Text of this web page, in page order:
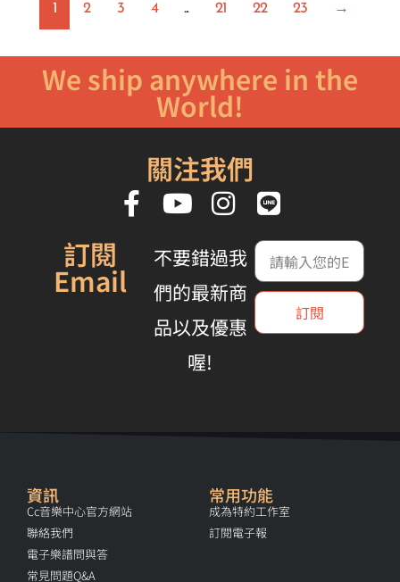
1 2 3 4 ... 21 22 23 →
We ship anywhere in the
World!
關注我們
訂閱
Email
不要錯過我
們的最新商
品以及優惠
喔!
訂閱
資訊
Cc音樂中心官方網站
聯絡我們
電子樂譜問與答
常見問題Q&A
常用功能
成為特約工作室
訂閱電子報